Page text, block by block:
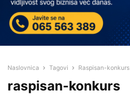
Naslovnica Tagovi Raspisan-konkurs
raspisan-konkurs